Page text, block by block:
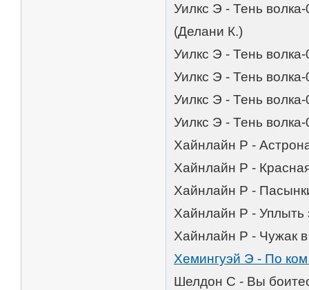
Уилкс Э - Тень
(Делани К.)
Уилкс Э - Тень
Уилкс Э - Тень
Уилкс Э - Тень
Уилкс Э - Тень
Хайнлайн Р -
Хайнлайн Р -
Хайнлайн Р -
Хайнлайн Р - Уплыть
Хайнлайн Р - Чужак
Хемингуэй Э - По
Шелдон С - Вы